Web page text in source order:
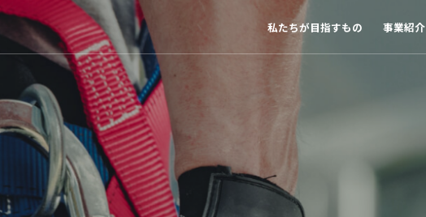
私たちが目指すもの 事業紹介